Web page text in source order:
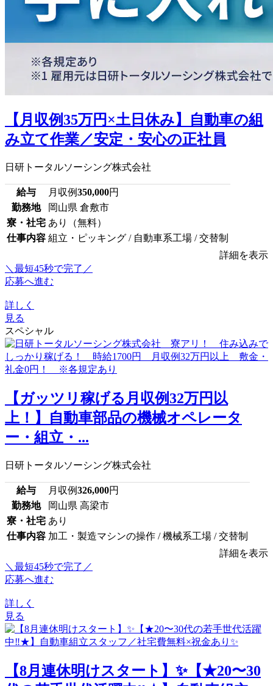
【月収例35万円×土日休み】自動車の組
み立て作業／安定・安心の正社員
日研トータルソーシング株式会社
給与 月収例350,000円
勤務地
岡山県 倉敷市
寮・社宅 あり（無料）
仕事内容 組立・ピッキング / 自動車系工場 / 交替制
詳細を表示
＼最短45秒で完了／
応募へ進む
詳しく
見る
スペシャル
【ガッツリ稼げる月収例32万円以
上！】自動車部品の機械オペレータ
ー・組立・...
日研トータルソーシング株式会社
給与 月収例326,000円
勤務地
岡山県 高梁市
寮・社宅 あり
仕事内容 加工・製造マシンの操作 / 機械系工場 / 交替制
詳細を表示
＼最短45秒で完了／
応募へ進む
詳しく
見る
【8月連休明けスタート】✨【★20〜30